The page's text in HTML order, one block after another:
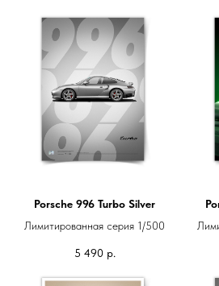
Porsche 996 Turbo Silver
Лимитированная серия 1/500
5 490 р.